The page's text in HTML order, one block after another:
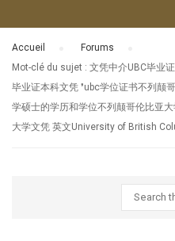
Accueil Forums
Mot-clé du sujet : 文凭中介UBC毕业
毕业证本科文凭 ❜ubc学位证书不列颠
学硕士的学历和学位不列颠哥伦比亚
大学文凭 英文University of British